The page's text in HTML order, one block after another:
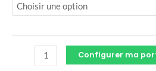
Configurer ma